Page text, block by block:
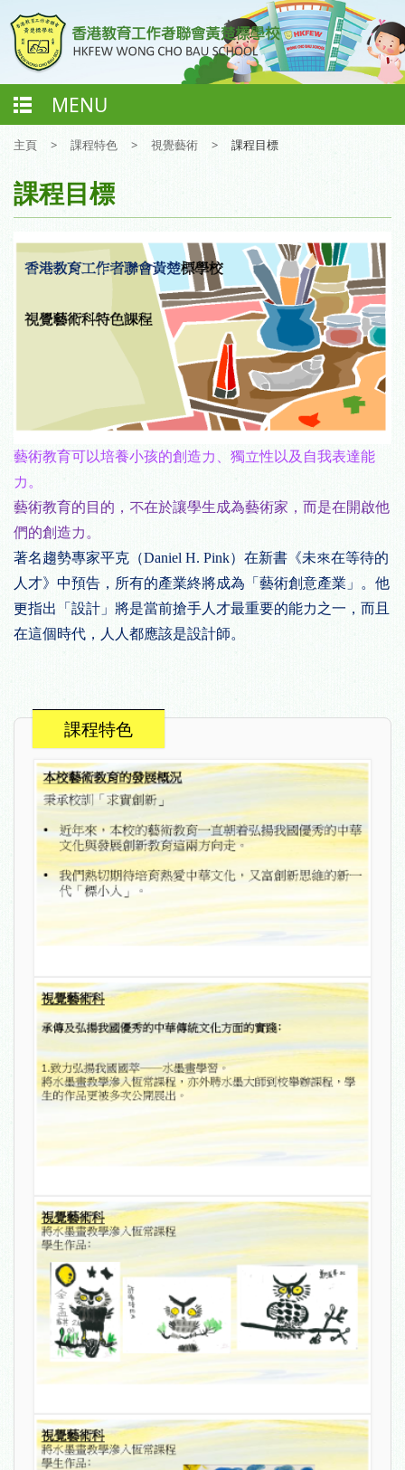
MENU
主頁 > 課程特色 > 視覺藝術 > 課程目標
課程目標
藝術教育可以培養小孩的創造力、獨立性以及自我表達能
力。
藝術教育的目的，不在於讓學生成為藝術家，而是在開啟他
們的創造力。
著名趨勢專家平克（Daniel H. Pink）在新書 《未來在等待的
人才》 中預告，所有的產業終將成為「藝術創意產業」。他
更指出「設計」將是當前搶手人才最重要的能力之一，而且
在這個時代，人人都應該是設計師。
課程特色